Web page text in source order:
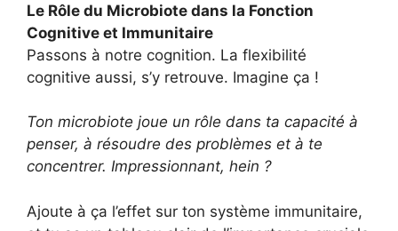
Le Rôle du Microbiote dans la Fonction
Cognitive et Immunitaire
Passons à notre cognition. La flexibilité
cognitive aussi, s’y retrouve. Imagine ça !
Ton microbiote joue un rôle dans ta capacité à
penser, à résoudre des problèmes et à te
concentrer. Impressionnant, hein ?
Ajoute à ça l’effet sur ton système immunitaire,